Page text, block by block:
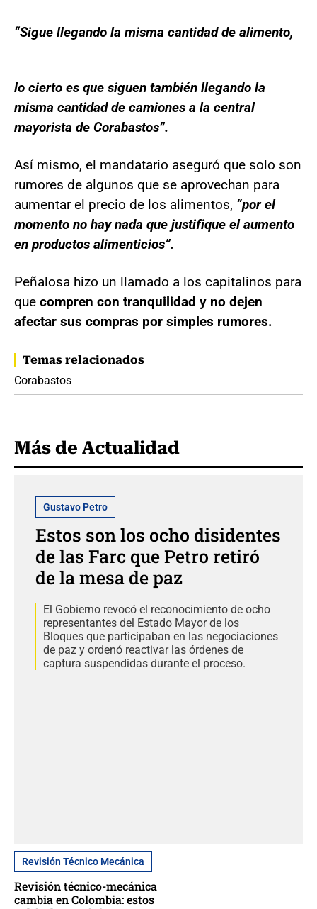
“Sigue llegando la misma cantidad de alimento,
lo cierto es que siguen también llegando la
misma cantidad de camiones a la central
mayorista de Corabastos”.
Así mismo, el mandatario aseguró que solo son
rumores de algunos que se aprovechan para
aumentar el precio de los alimentos, “por el
momento no hay nada que justifique el aumento
en productos alimenticios”.
Peñalosa hizo un llamado a los capitalinos para
que compren con tranquilidad y no dejen
afectar sus compras por simples rumores.
Temas relacionados
Corabastos
Más de Actualidad
Gustavo Petro
Estos son los ocho disidentes
de las Farc que Petro retiró
de la mesa de paz
El Gobierno revocó el reconocimiento de ocho
representantes del Estado Mayor de los
Bloques que participaban en las negociaciones
de paz y ordenó reactivar las órdenes de
captura suspendidas durante el proceso.
Revisión Técnico Mecánica
Revisión técnico-mecánica
cambia en Colombia: estos